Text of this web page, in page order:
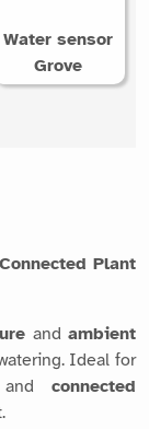
Water sensor
Grove
Plant
andambient
Ideal for
and connected